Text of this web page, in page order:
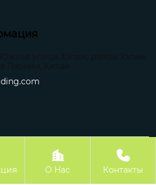
Хуэйфэнтай Импорт и Экспорт Ко.

О Hас

Контакты